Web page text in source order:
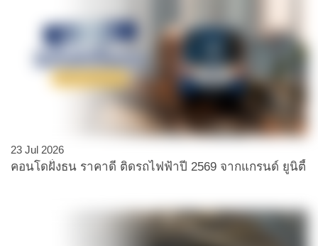
23 Jul 2026
คอนโดฝั่งธน ราคาดี ติดรถไฟฟ้าปี 2569 จากแกรนด์ ยูนิตี้